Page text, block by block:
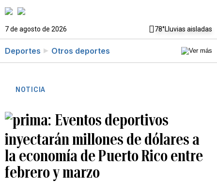
7 de agosto de 2026 78°Lluvias aisladas
Deportes Otros deportes
NOTICIA
Eventos deportivos
inyectarán millones de dólares a
la economía de Puerto Rico entre
febrero y marzo